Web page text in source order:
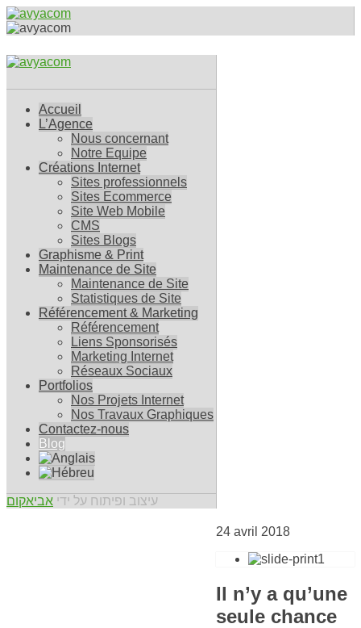
Accueil
L’Agence
Nous concernant
Notre Equipe
Créations Internet
Sites professionnels
Sites Ecommerce
Site Web Mobile
CMS
Sites Blogs
Graphisme & Print
Maintenance de Site
Maintenance de Site
Statistiques de Site
Référencement & Marketing
Référencement
Liens Sponsorisés
Marketing Internet
Réseaux Sociaux
Portfolios
Nos Projets Internet
Nos Travaux Graphiques
Contactez-nous
Blog
עיצוב ופיתוח על ידי אביאקום
24 avril 2018
Il n’y a qu’une
seule chance